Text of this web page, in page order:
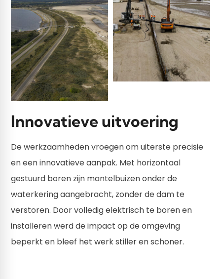
Innovatieve uitvoering
De werkzaamheden vroegen om uiterste precisie
en een innovatieve aanpak. Met horizontaal
gestuurd boren zijn mantelbuizen onder de
waterkering aangebracht, zonder de dam te
verstoren. Door volledig elektrisch te boren en
installeren werd de impact op de omgeving
beperkt en bleef het werk stiller en schoner.